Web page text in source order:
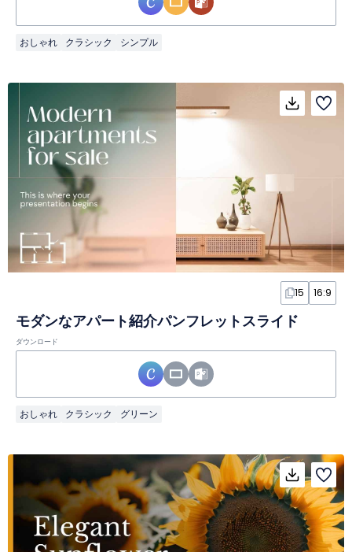
おしゃれ クラシック シンプル
15 16:9
モダンなアパート紹介パンフレットスライド
ダウンロード
おしゃれ クラシック グリーン